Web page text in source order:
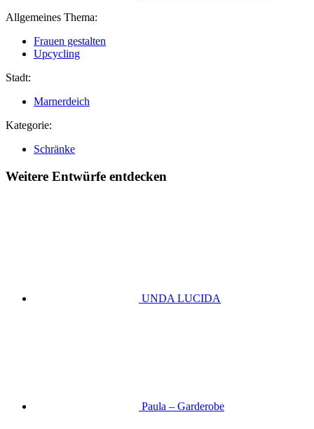
Allgemeines Thema:
Frauen gestalten
Upcycling
Stadt:
Marnerdeich
Kategorie:
Schränke
Weitere Entwürfe entdecken
UNDA LUCIDA
Paula – Garderobe